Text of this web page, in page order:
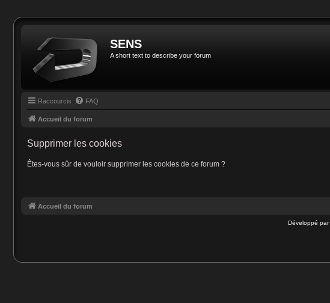
SENS
A short text to describe your forum
Raccourcis FAQ
Accueil du forum
Supprimer les cookies
Êtes-vous sûr de vouloir supprimer les cookies de ce forum ?
Accueil du forum
Développé par